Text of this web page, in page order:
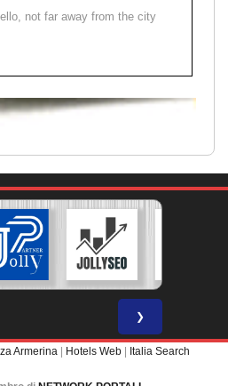
not far away from the city
❯
Armerina Hotels Web Italia Search